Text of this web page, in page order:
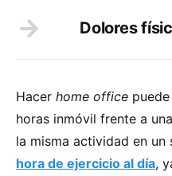
Dolores
Hacer home office
horas inmóvil frente a
la misma actividad en un
hora de ejercicio al día,